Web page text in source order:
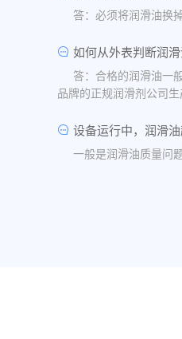
答：必须将润滑油换
如何从外表判断润滑
答：合格的润滑油一
品牌的正规润滑剂公司
设备运行中，润滑油
一般是润滑油质量问
答：一般情况下油